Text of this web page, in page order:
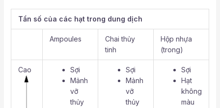
Tần số của các hạt trong dung dịch
Ampoules
Chai thủy
tinh
Hộp nhựa
(trong)
Cao
Sợi
Mảnh
vỡ
thủy
Sợi
Mảnh
vỡ
thủy
Sợi
Hạt
không
màu